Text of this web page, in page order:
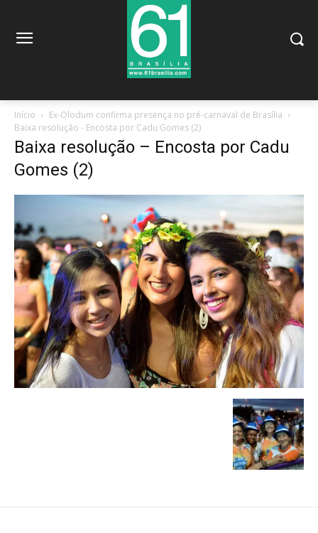
Início
Ex-Olodum confirma presença no pré-carnaval de Brasília
Baixa resolução - Encosta por Cadu Gomes (2)
Baixa resolução – Encosta por Cadu
Gomes (2)